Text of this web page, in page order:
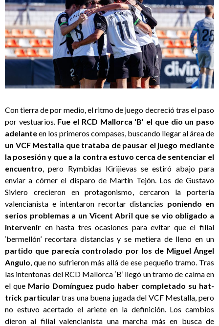
Con tierra de por medio, el ritmo de juego decreció tras el paso
por vestuarios. Fue el RCD Mallorca ‘B’ el que dio un paso
adelanteen los primeros compases, buscando llegar al área de
un VCF Mestalla que trataba de pausar el juego mediante
la posesión y que a la contra estuvo cerca de sentenciar el
encuentro, pero Rymbidas Kirijievas se estiró abajo para
enviar a córner el disparo de Martín Tejón. Los de Gustavo
Siviero crecieron en protagonismo, cercaron la portería
valencianista e intentaron recortar distancias poniendo en
serios problemas a un Vicent Abril que se vio obligado a
intervenir en hasta tres ocasiones para evitar que el filial
‘bermellón’ recortara distancias y se metiera de lleno en un
partido que parecía controlado por los de Miguel Ángel
Angulo, que no sufrieron más allá de ese pequeño tramo. Tras
las intentonas del RCD Mallorca ‘B’ llegó un tramo de calma en
el que Mario Domínguez pudo haber completado su hat-
trick particulartras una buena jugada del VCF Mestalla, pero
no estuvo acertado el ariete en la definición. Los cambios
dieron al filial valencianista una marcha más en busca de